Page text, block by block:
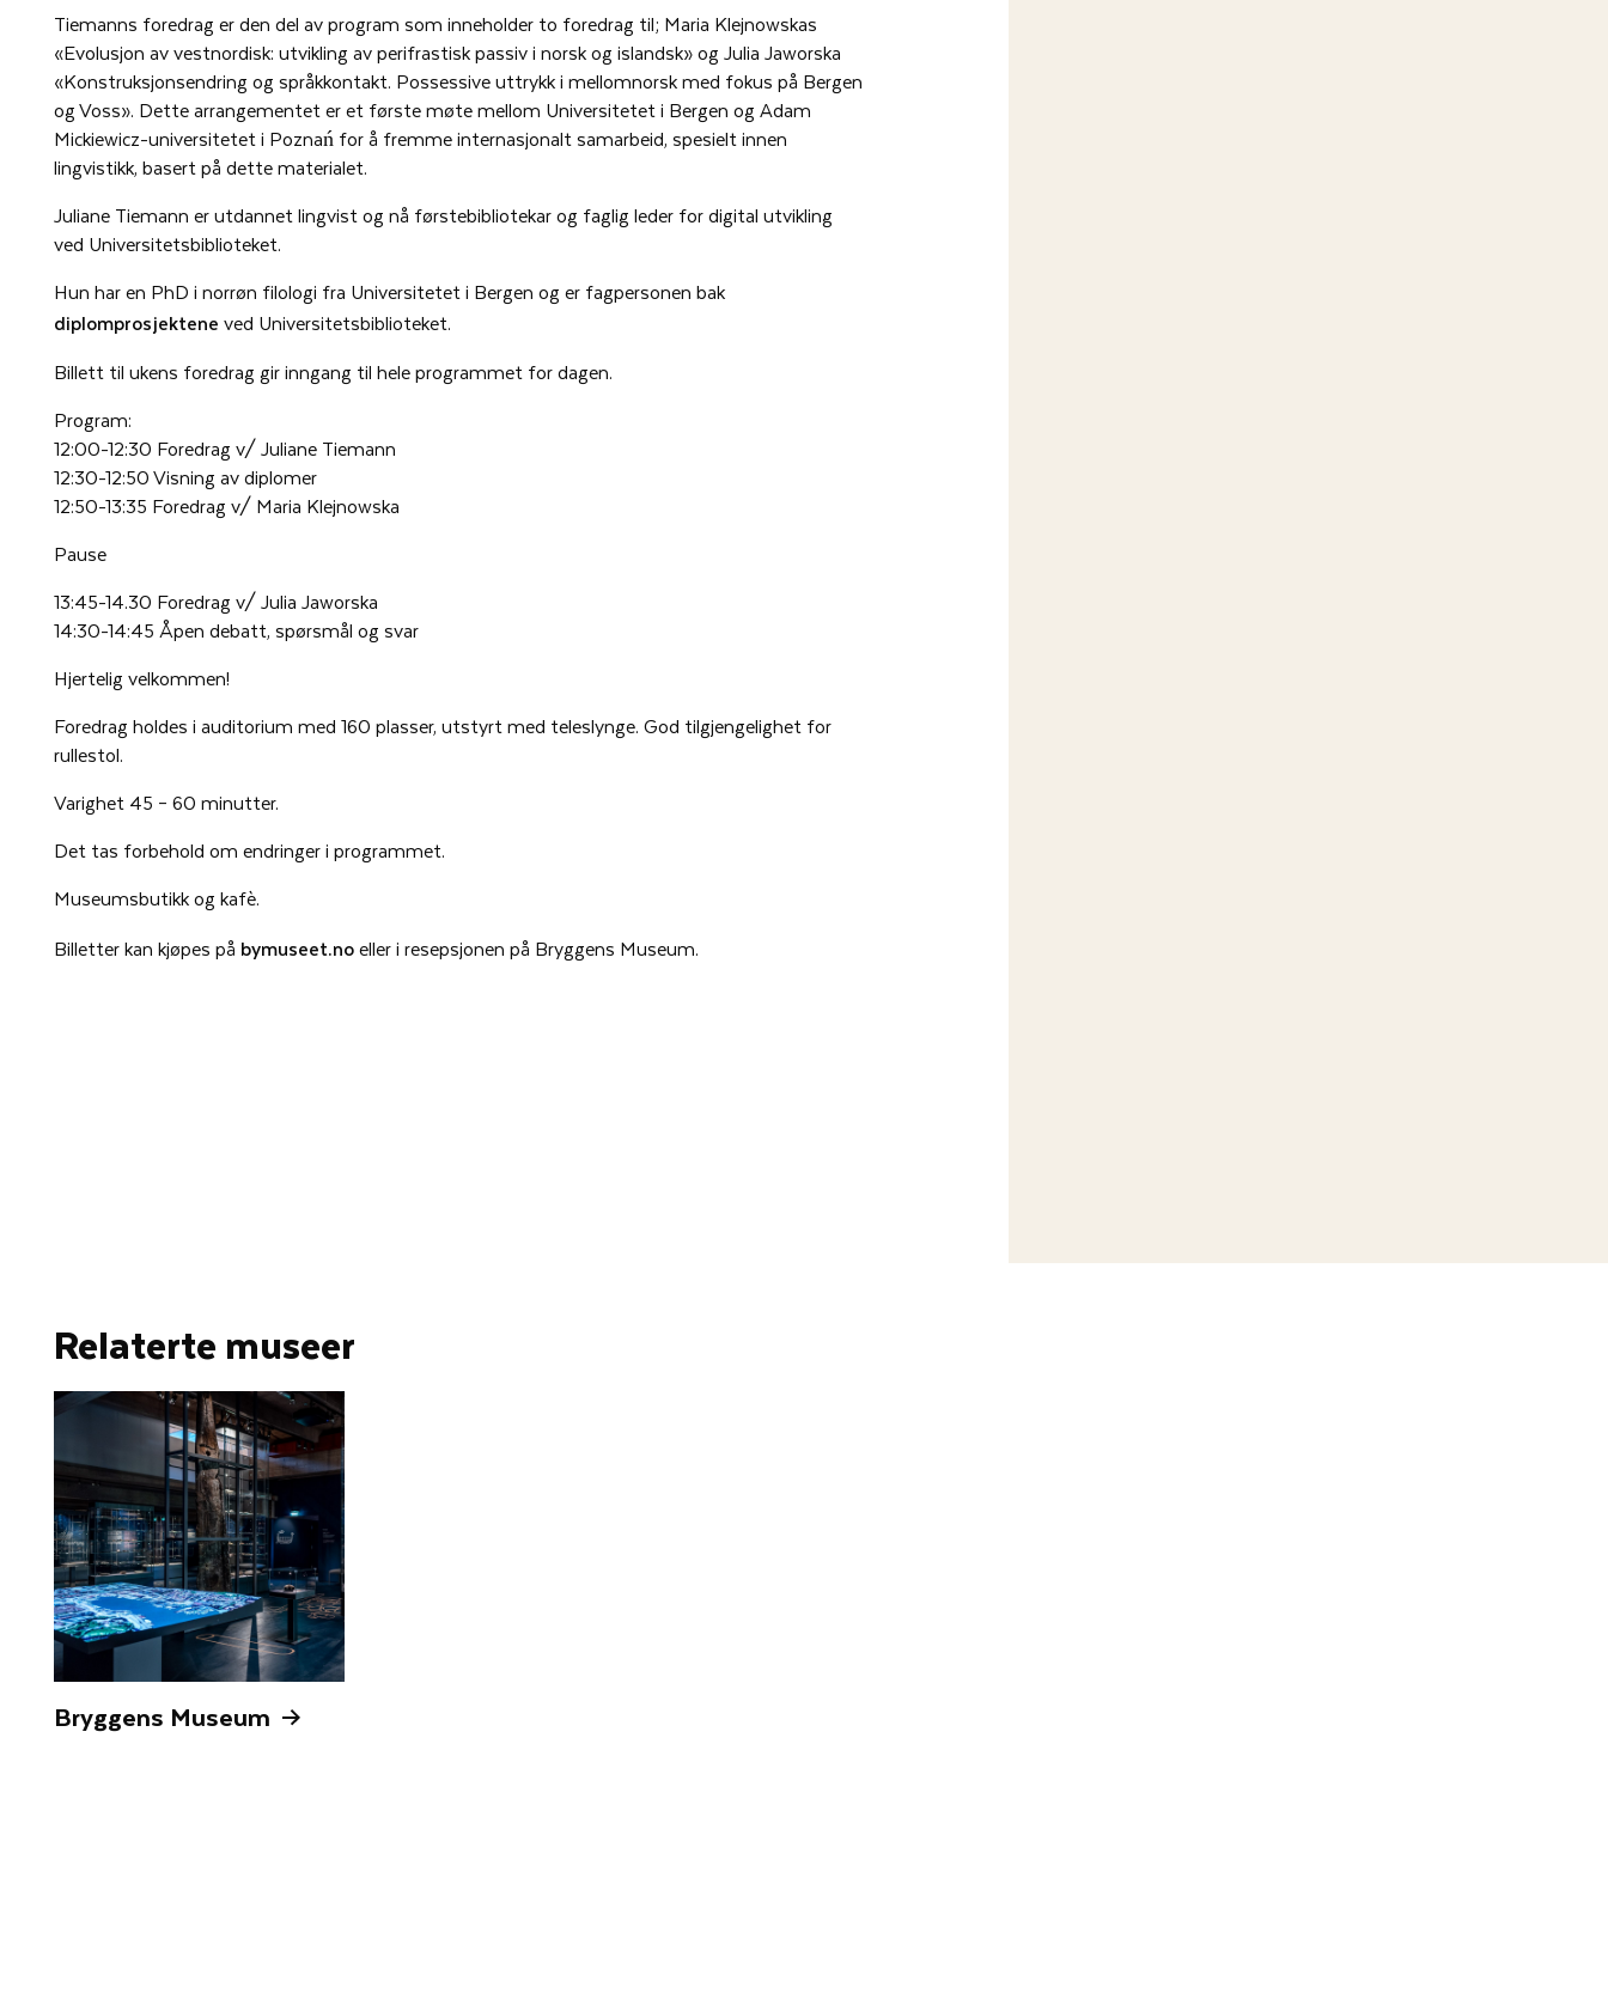
Tiemanns foredrag er den del av program som inneholder to foredrag til; Maria Klejnowskas
«Evolusjon av vestnordisk: utvikling av perifrastisk passiv i norsk og islandsk» og Julia Jaworska
«Konstruksjonsendring og språkkontakt. Possessive uttrykk i mellomnorsk med fokus på Bergen
og Voss». Dette arrangementet er et første møte mellom Universitetet i Bergen og Adam
Mickiewicz-universitetet i Poznań for å fremme internasjonalt samarbeid, spesielt innen
lingvistikk, basert på dette materialet.
Juliane Tiemann er utdannet lingvist og nå førstebibliotekar og faglig leder for digital utvikling
ved Universitetsbiblioteket.
Hun har en PhD i norrøn filologi fra Universitetet i Bergen og er fagpersonen bak
diplomprosjektene ved Universitetsbiblioteket.
Billett til ukens foredrag gir inngang til hele programmet for dagen.
Program:
12:00-12:30 Foredrag v/ Juliane Tiemann
12:30-12:50 Visning av diplomer
12:50-13:35 Foredrag v/ Maria Klejnowska
Pause
13:45-14.30 Foredrag v/ Julia Jaworska
14:30-14:45 Åpen debatt, spørsmål og svar
Hjertelig velkommen!
Foredrag holdes i auditorium med 160 plasser, utstyrt med teleslynge. God tilgjengelighet for
rullestol.
Varighet 45 – 60 minutter.
Det tas forbehold om endringer i programmet.
Museumsbutikk og kafè.
Billetter kan kjøpes på bymuseet.noeller i resepsjonen på Bryggens Museum.
Relaterte museer
Bryggens Museum